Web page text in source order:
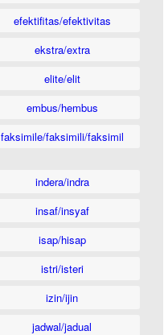
efektifitas/efektivitas
ekstra/extra
elite/elit
embus/hembus
faksimile/faksimili/faksimil
indera/indra
insaf/insyaf
isap/hisap
istri/isteri
izin/ijin
jadwal/jadual